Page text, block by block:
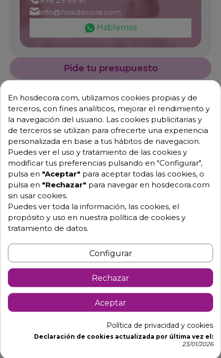
info@hosdecora.com
Hablemos
Pide tu presupuesto
Descripción Detalles de producto
Silla de terraza Parisina modelo
Torrevelilla
Armazón de aluminio plastificado en color imitación a
Médula sintética 100% virgen, no reciclada y tejida a
mano, en color blanco y negro combinado.
Dimensiones 48 x 63 x 86 cm.- Altura asiento 44 cm.
Apilable
1201
En hosdecora.com, utilizamos cookies propias y de
terceros, con fines analíticos, mejorar el rendimiento y
la navegación del usuario. Las cookies publicitarias y
de terceros se utilizan para ofrecerte una experiencia
personalizada en base a tus hábitos de navegacion.
Puedes ver el uso y tratamiento de las cookies y
modificar tus preferencias pulsando en "Configurar",
pulsa en "Aceptar" para aceptar todas las cookies, o
pulsa en "Rechazar" para navegar en hosdecora.com
sin usar cookies.
Puedes ver toda la información, las cookies, el
propósito y uso en nuestra política de cookies y
tratamiento de datos.
Configurar
Rechazar
Aceptar
Política de privacidad y cookies
Declaración de cookies actualizada por última vez el:
23/01/2026